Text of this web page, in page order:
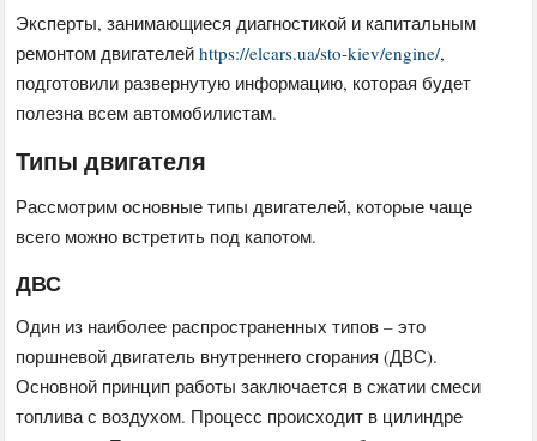
Эксперты, занимающиеся диагностикой и капитальным
ремонтом двигателейhttps://elcars.ua/sto-kiev/engine/,
подготовили развернутую информацию, которая будет
полезна всем автомобилистам.
Типы двигателя
Рассмотрим основные типы двигателей, которые чаще
всего можно встретить под капотом.
ДВС
Один из наиболее распространенных типов – это
поршневой двигатель внутреннего сгорания (ДВС).
Основной принцип работы заключается в сжатии смеси
топлива с воздухом. Процесс происходит в цилиндре